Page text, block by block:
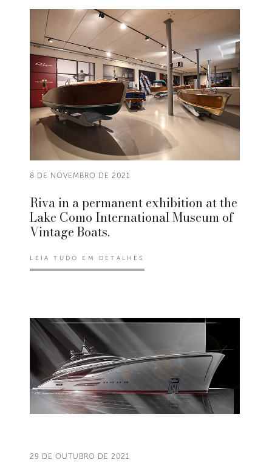
8 DE NOVEMBRO DE 2021
Riva in a permanent exhibition at the
Lake Como International Museum of
Vintage Boats.
LEIA TUDO EM DETALHES
29 DE OUTUBRO DE 2021